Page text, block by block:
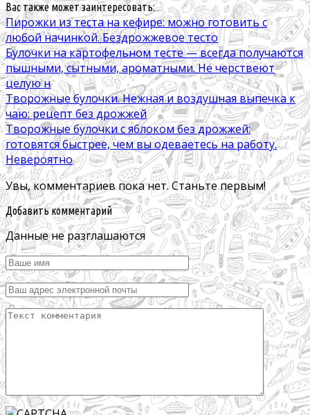
Вас также может заинтересовать:
Пирожки из теста на кефире: можно готовить с
любой начинкой. Бездрожжевое тесто
Булочки на картофельном тесте — всегда получаются
пышными, сытными, ароматными. Не черствеют
целую н
Творожные булочки. Нежная и воздушная выпечка к
чаю: рецепт без дрожжей
Творожные булочки с яблоком без дрожжей:
готовятся быстрее, чем вы одеваетесь на работу.
Невероятно
Увы, комментариев пока нет. Станьте первым!
Добавить комментарий
Данные не разглашаются